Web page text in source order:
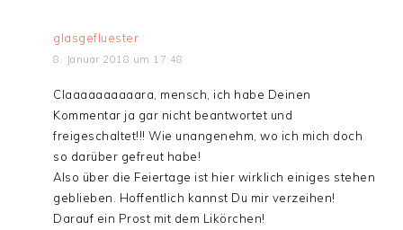
glasgefluester
8. Januar 2018 um 17:48
Claaaaaaaaaara, mensch, ich habe Deinen
Kommentar ja gar nicht beantwortet und
freigeschaltet!!! Wie unangenehm, wo ich mich doch
so darüber gefreut habe!
Also über die Feiertage ist hier wirklich einiges stehen
geblieben. Hoffentlich kannst Du mir verzeihen!
Darauf ein Prost mit dem Likörchen!